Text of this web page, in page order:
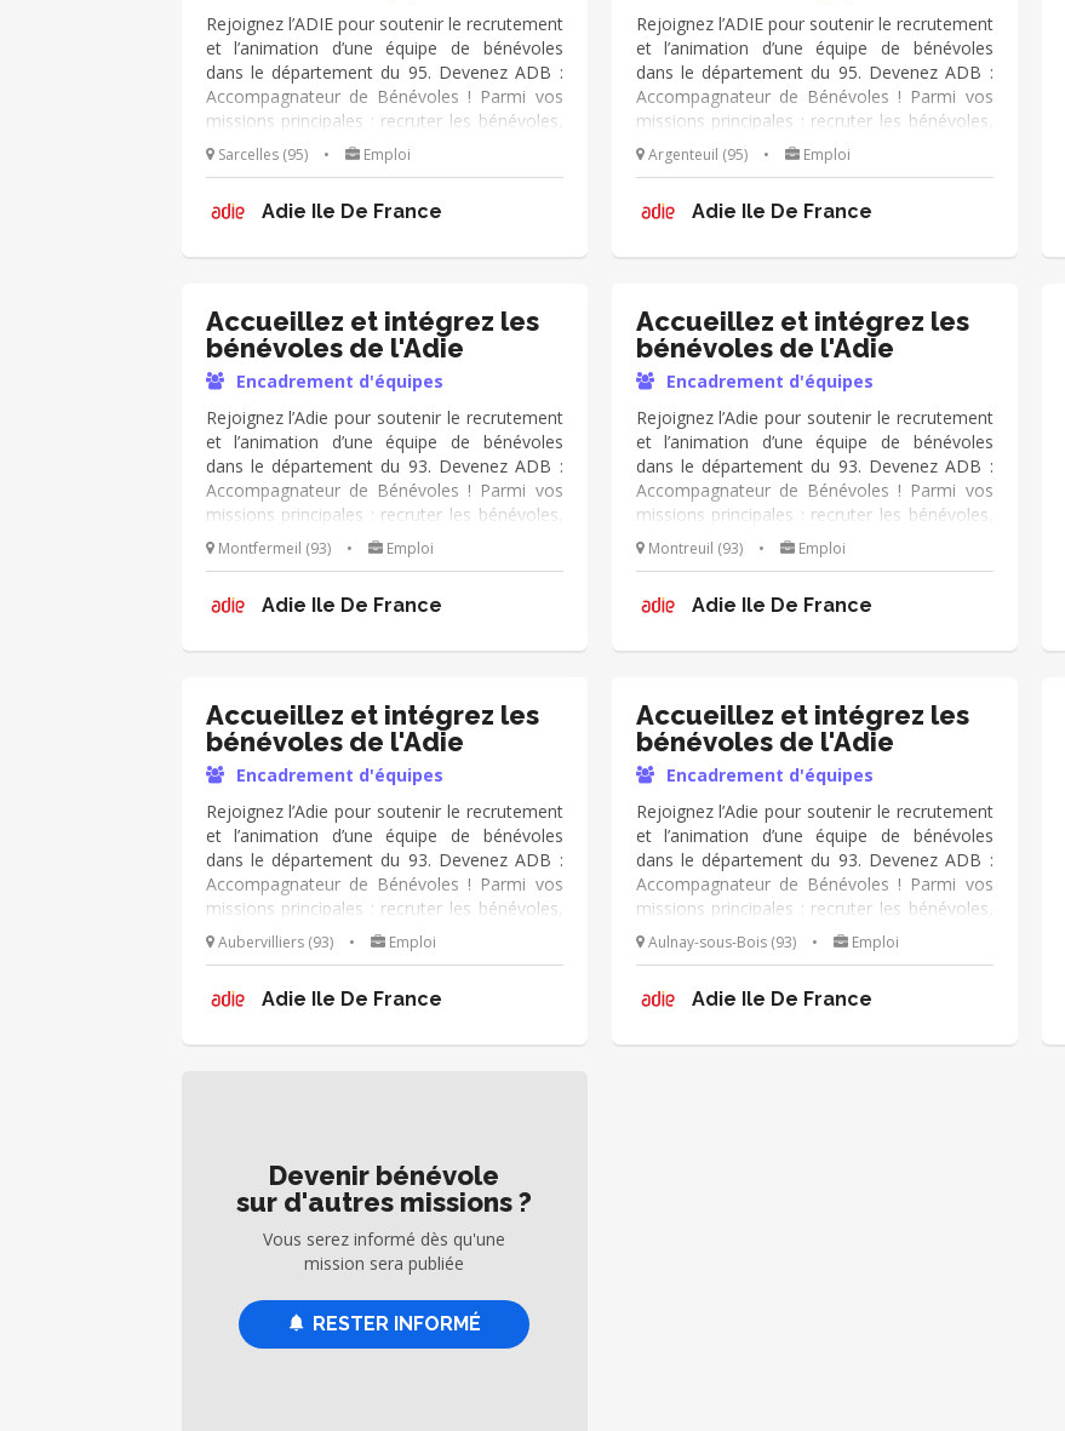
Rejoignez l’ADIE pour soutenir le recrutement
et l’animation d’une équipe de bénévoles
dans le département du 95. Devenez ADB :
Accompagnateur de Bénévoles ! Parmi vos
missions principales : recruter les bénévoles,
animer la communauté et accompagner leur
engagement. Mission adaptable en fonction
Sarcelles (95) • Emploi
Adie Ile De France
Rejoignez l’ADIE pour soutenir le recrutement
et l’animation d’une équipe de bénévoles
dans le département du 95. Devenez ADB :
Accompagnateur de Bénévoles ! Parmi vos
missions principales : recruter les bénévoles,
animer la communauté et accompagner leur
engagement. Mission adaptable en fonction
Argenteuil (95) • Emploi
Adie Ile De France
Accueillez et intégrez les
bénévoles de l'Adie
Encadrement d'équipes
Rejoignez l’Adie pour soutenir le recrutement
et l’animation d’une équipe de bénévoles
dans le département du 93. Devenez ADB :
Accompagnateur de Bénévoles ! Parmi vos
missions principales : recruter les bénévoles,
animer la communauté et accompagner leur
engagement. Mission adaptable en fonction
Montfermeil (93) • Emploi
Adie Ile De France
Accueillez et intégrez les
bénévoles de l'Adie
Encadrement d'équipes
Rejoignez l’Adie pour soutenir le recrutement
et l’animation d’une équipe de bénévoles
dans le département du 93. Devenez ADB :
Accompagnateur de Bénévoles ! Parmi vos
missions principales : recruter les bénévoles,
animer la communauté et accompagner leur
engagement. Mission adaptable en fonction
Montreuil (93) • Emploi
Adie Ile De France
Accueillez et intégrez les
bénévoles de l'Adie
Encadrement d'équipes
Rejoignez l’Adie pour soutenir le recrutement
et l’animation d’une équipe de bénévoles
dans le département du 93. Devenez ADB :
Accompagnateur de Bénévoles ! Parmi vos
missions principales : recruter les bénévoles,
animer la communauté et accompagner leur
engagement. Mission adaptable en fonction
Aubervilliers (93) • Emploi
Adie Ile De France
Accueillez et intégrez les
bénévoles de l'Adie
Encadrement d'équipes
Rejoignez l’Adie pour soutenir le recrutement
et l’animation d’une équipe de bénévoles
dans le département du 93. Devenez ADB :
Accompagnateur de Bénévoles ! Parmi vos
missions principales : recruter les bénévoles,
animer la communauté et accompagner leur
engagement. Mission adaptable en fonction
Aulnay-sous-Bois (93) • Emploi
Adie Ile De France
Devenir bénévole
sur d'autres missions ?
Vous serez informé dès qu'une
mission sera publiée
RESTER INFORMÉ